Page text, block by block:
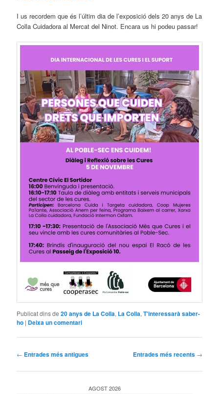
I us recordem que és l’últim dia de l’exposició dels 20 anys de La
Colla Cuidadora al Mercat del Ninot. Encara us hi podeu passar!
Publicat dins de 20 anys de La Colla, La Colla,T'interessarà saber-
ho | Deixa un comentari
Navegació
les
← Entrades més antigues Entrades més recents →
AGOST 2026